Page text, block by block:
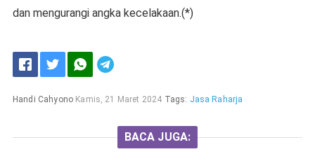
dan mengurangi angka kecelakaan.(*)
Handi Cahyono Kamis, 21 Maret 2024 Tags: Jasa Raharja
BACA JUGA: